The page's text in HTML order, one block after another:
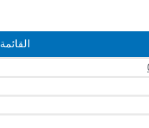
القائمة